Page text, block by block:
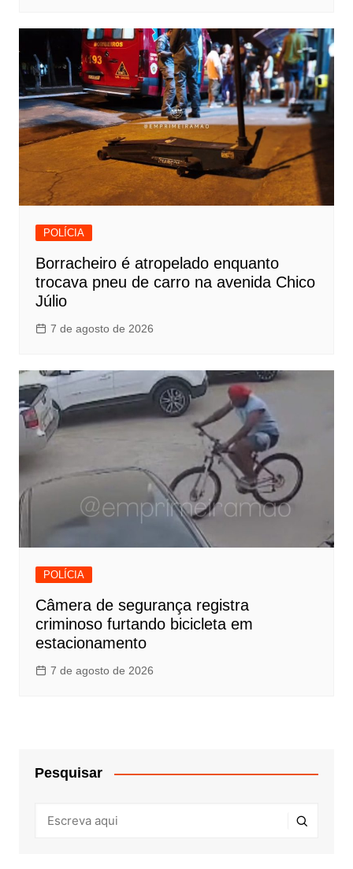
POLÍCIA
Borracheiro é atropelado enquanto
trocava pneu de carro na avenida Chico
Júlio
7 de agosto de 2026
POLÍCIA
Câmera de segurança registra
criminoso furtando bicicleta em
estacionamento
7 de agosto de 2026
Pesquisar